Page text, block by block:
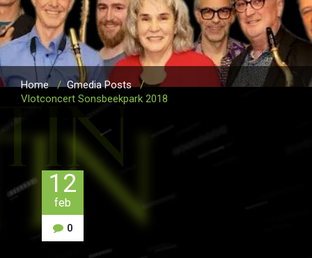
Home/Gmedia Posts/
Vlotconcert Sonsbeekpark 2018
12
feb
0